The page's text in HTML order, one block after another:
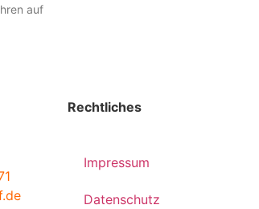
auf
Rechtliches
Impressum
Datenschutz